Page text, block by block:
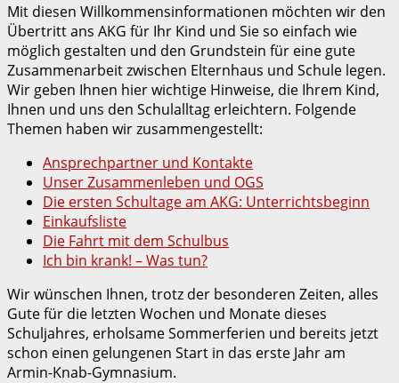
Mit diesen Willkommensinformationen möchten wir den
Übertritt ans AKG für Ihr Kind und Sie so einfach wie
möglich gestalten und den Grundstein für eine gute
Zusammenarbeit zwischen Elternhaus und Schule legen.
Wir geben Ihnen hier wichtige Hinweise, die Ihrem Kind,
Ihnen und uns den Schulalltag erleichtern. Folgende
Themen haben wir zusammengestellt:
Ansprechpartner und Kontakte
Unser Zusammenleben und OGS
Die ersten Schultage am AKG: Unterrichtsbeginn
Einkaufsliste
Die Fahrt mit dem Schulbus
Ich bin krank! – Was tun?
Wir wünschen Ihnen, trotz der besonderen Zeiten, alles
Gute für die letzten Wochen und Monate dieses
Schuljahres, erholsame Sommerferien und bereits jetzt
schon einen gelungenen Start in das erste Jahr am
Armin-Knab-Gymnasium.